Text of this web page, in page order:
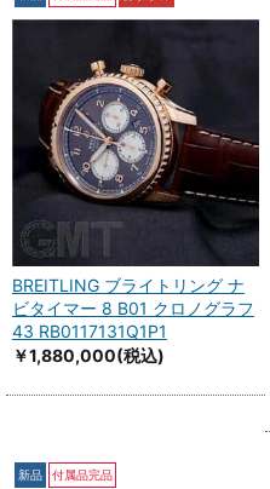
BREITLING ブライトリング ナ
ビタイマー 8 B01 クロノグラフ
43 RB0117131Q1P1
￥1,880,000(税込)
新品 付属品完品